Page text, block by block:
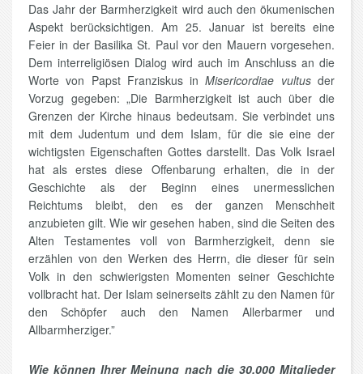
Das Jahr der Barmherzigkeit wird auch den ökumenischen
Aspekt berücksichtigen. Am 25. Januar ist bereits eine
Feier in der Basilika St. Paul vor den Mauern vorgesehen.
Dem interreligiösen Dialog wird auch im Anschluss an die
Worte von Papst Franziskus inMisericordiae vultusder
Vorzug gegeben: „Die Barmherzigkeit ist auch über die
Grenzen der Kirche hinaus bedeutsam. Sie verbindet uns
mit dem Judentum und dem Islam, für die sie eine der
wichtigsten Eigenschaften Gottes darstellt. Das Volk Israel
hat als erstes diese Offenbarung erhalten, die in der
Geschichte als der Beginn eines unermesslichen
Reichtums bleibt, den es der ganzen Menschheit
anzubieten gilt. Wie wir gesehen haben, sind die Seiten des
Alten Testamentes voll von Barmherzigkeit, denn sie
erzählen von den Werken des Herrn, die dieser für sein
Volk in den schwierigsten Momenten seiner Geschichte
vollbracht hat. Der Islam seinerseits zählt zu den Namen für
den Schöpfer auch den Namen Allerbarmer und
Allbarmherziger.”
Wie können Ihrer Meinung nach die 30.000 Mitglieder